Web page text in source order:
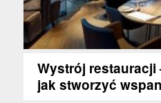
Wystrój restauracji
jak stworzyć